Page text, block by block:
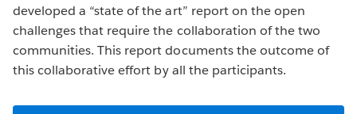
developed a “state of the art” report on the open
challenges that require the collaboration of the two
communities. This report documents the outcome of
this collaborative effort by all the participants.